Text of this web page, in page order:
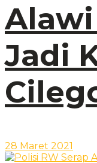
Jadi
28 Maret 2021